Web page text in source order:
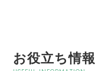
お役立ち情報